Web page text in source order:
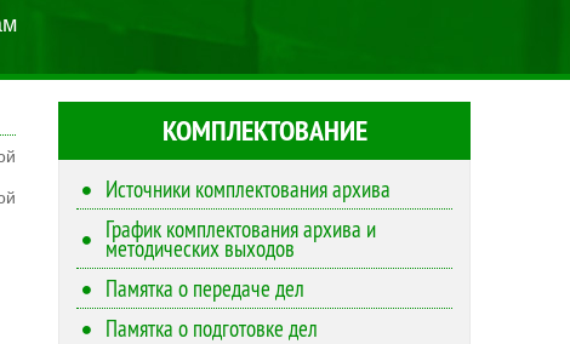
КОМПЛЕКТОВАНИЕ
Источники комплектования архива
График комплектования архива и
методических выходов
Памятка о передаче дел
Памятка о подготовке дел